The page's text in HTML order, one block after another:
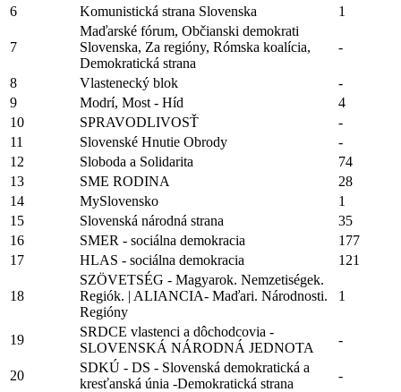
6 Komunistická strana Slovenska 1
7
Maďarské fórum, Občianski demokrati
Slovenska, Za regióny, Rómska koalícia,
Demokratická strana
-
8 Vlastenecký blok
-
9
Modrí, Most - Híd
4
10
SPRAVODLIVOSŤ
-
11
Slovenské Hnutie Obrody
-
12
Sloboda a Solidarita
74
13
SME RODINA
28
14
MySlovensko
1
15
Slovenská národná strana
35
16
SMER - sociálna demokracia
177
17
HLAS - sociálna demokracia 121
18
SZÖVETSÉG - Magyarok. Nemzetiségek.
Regiók. | ALIANCIA- Maďari. Národnosti.
Regióny
1
19
SRDCE vlastenci a dôchodcovia -
SLOVENSKÁ NÁRODNÁ JEDNOTA
-
20
SDKÚ - DS - Slovenská demokratická a
kresťanská únia -Demokratická strana
-